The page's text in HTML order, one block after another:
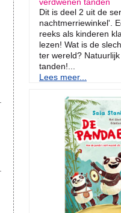
verdwenen tanden
Dit is deel 2 uit de
nachtmerriewinkel'.
reeks als kinderen
lezen! Wat is de
ter wereld?
tanden!...
Lees meer...